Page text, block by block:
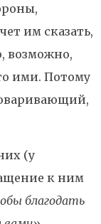
им сказать,
возможно,
ими. Потому
(у
к ним
благодать